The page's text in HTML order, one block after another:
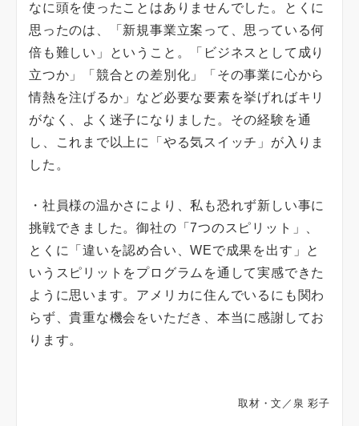
なに頭を使ったことはありませんでした。とくに
思ったのは、「新規事業立案って、思っている何
倍も難しい」ということ。「ビジネスとして成り
立つか」「競合との差別化」「その事業に心から
情熱を注げるか」など必要な要素を挙げればキリ
がなく、よく迷子になりました。その経験を通
し、これまで以上に「やる気スイッチ」が入りま
した。
・社員様の温かさにより、私も恐れず新しい事に
挑戦できました。御社の「7つのスピリット」、
とくに「違いを認め合い、WEで成果を出す」と
いうスピリットをプログラムを通して実感できた
ように思います。アメリカに住んでいるにも関わ
らず、貴重な機会をいただき、本当に感謝してお
ります。
取材・文／泉 彩子